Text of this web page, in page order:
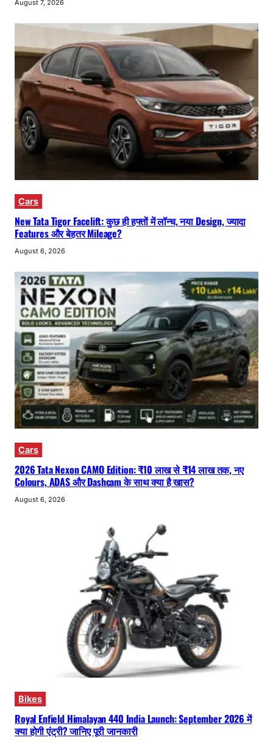
August 7, 2026
Cars
New Tata Tigor Facelift: कुछ ही हफ्तों में लॉन्च, नया Design, ज्यादा
Features और बेहतर Mileage?
August 6, 2026
Cars
2026 Tata Nexon CAMO Edition: ₹10 लाख से ₹14 लाख तक, नए
Colours, ADAS और Dashcam के साथ क्या है खास?
August 6, 2026
Bikes
Royal Enfield Himalayan 440 India Launch: September 2026 में
क्या होगी एंट्री? जानिए पूरी जानकारी